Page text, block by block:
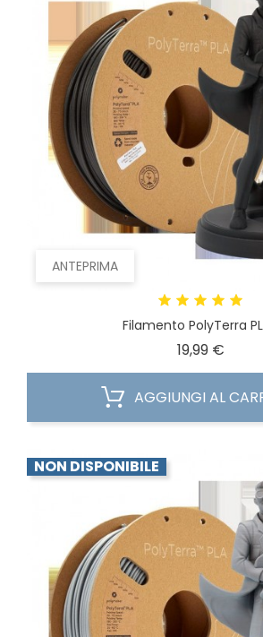
ANTEPRIMA
Filamento PolyTerra
19,99 €Prezzo
AGGIUNGI AL
NON DISPONIBILE